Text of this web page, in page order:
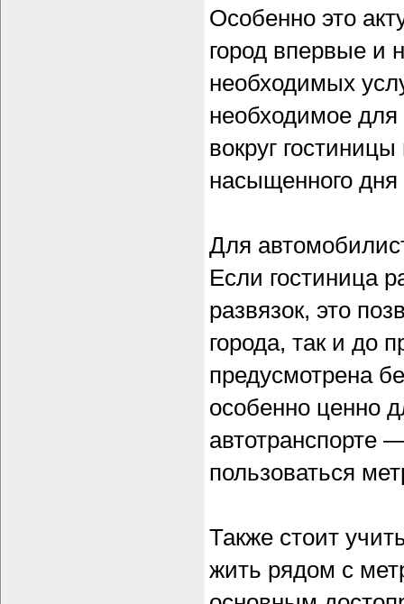
Особенно это
город впервые и
необходимых
необходимое для
вокруг
насыщенного дня
Для
Если гостиница
развязок, это
города, так и до
предусмотрена
особенно ценно
автотранспорте
пользоваться
Также стоит
жить рядом с